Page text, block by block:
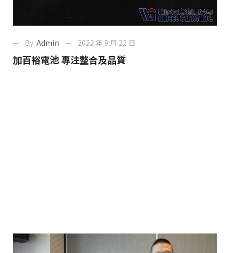
By: Admin 2022 年 9 月 22 日
加百裕電池 專注整合及品質